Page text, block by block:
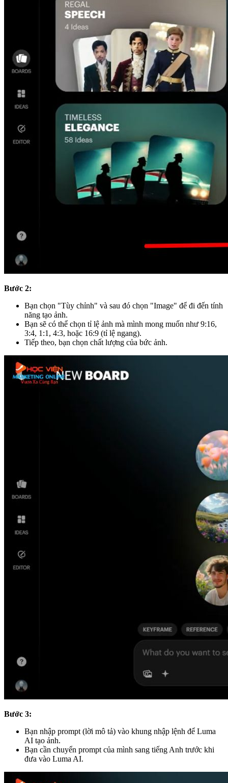
Bước 2:
Bạn chọn "Tùy chỉnh" và sau đó chọn "Image" để đi đến tính
năng tạo ảnh.
Bạn sẽ có thể chọn tỉ lệ ảnh mà mình mong muốn như 9:16,
3:4, 1:1, 4:3, hoặc 16:9 (tỉ lệ ngang).
Tiếp theo, bạn chọn chất lượng của bức ảnh.
Bước 3:
Bạn nhập prompt (lời mô tả) vào khung nhập lệnh để Luma
AI tạo ảnh.
Bạn cần chuyển prompt của mình sang tiếng Anh trước khi
đưa vào Luma AI.